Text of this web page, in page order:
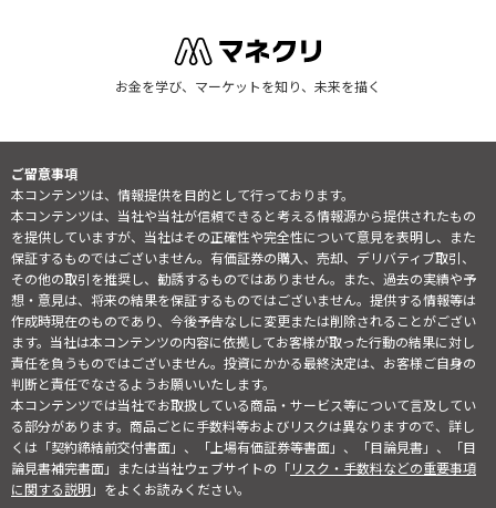
お金を学び、マーケットを知り、未来を描く
ご留意事項
本コンテンツは、情報提供を目的として行っております。
本コンテンツは、当社や当社が信頼できると考える情報源から提供されたもの
を提供していますが、当社はその正確性や完全性について意見を表明し、また
保証するものではございません。有価証券の購入、売却、デリバティブ取引、
その他の取引を推奨し、勧誘するものではありません。また、過去の実績や予
想・意見は、将来の結果を保証するものではございません。提供する情報等は
作成時現在のものであり、今後予告なしに変更または削除されることがござい
ます。当社は本コンテンツの内容に依拠してお客様が取った行動の結果に対し
責任を負うものではございません。投資にかかる最終決定は、お客様ご自身の
判断と責任でなさるようお願いいたします。
本コンテンツでは当社でお取扱している商品・サービス等について言及してい
る部分があります。商品ごとに手数料等およびリスクは異なりますので、詳し
くは「契約締結前交付書面」、「上場有価証券等書面」、「目論見書」、「目
論見書補完書面」または当社ウェブサイトの「リスク・手数料などの重要事項
に関する説明」をよくお読みください。